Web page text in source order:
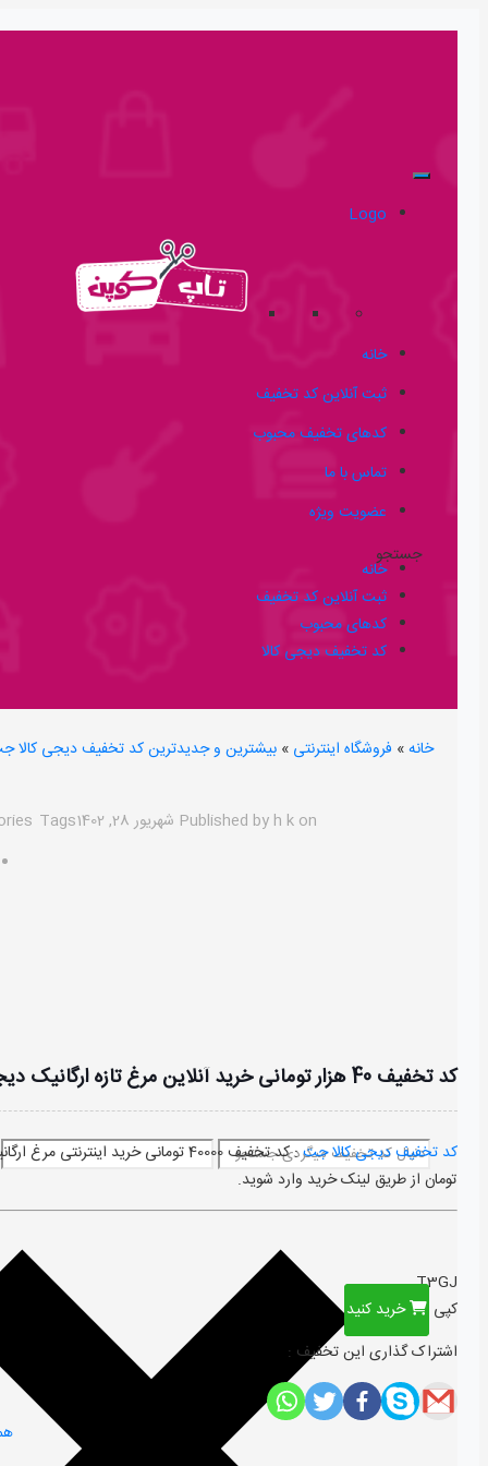
Logo
خانه
ثبت آنلاین کد تخفیف
کدهای تخفیف محبوب
تماس با ما
عضویت ویژه
جستجو
خانه
ثبت آنلاین کد تخفیف
کدهای محبوب
کد تخفیف دیجی کالا
خانه» فروشگاه اینترنتی » بیشترین و جدیدترین کد تخفیف دیجی کالا جت
Published by h k on شهریور 28, 1402 Tags
کد تخفیف 40 هزار تومانی خرید آنلاین مرغ تازه ارگانیک دیجی کالا جت
کد تخفیف دیجی کالا جت
تومان از طریق لینک خرید وارد شوید.
T3GJ
کپی
خرید کنید
اشتراک گذاری این تخفیف :